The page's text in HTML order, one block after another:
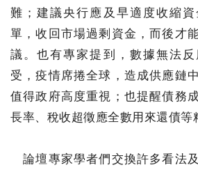
難；建議央行應及早適度收縮
單，收回市場過剩資金，而後才
議。也有專家提到，數據無法
受，疫情席捲全球，造成供應鏈
值得政府高度重視；也提醒債務
長率、稅收超徵應全數用來還債等
論壇專家學者們交換許多看法